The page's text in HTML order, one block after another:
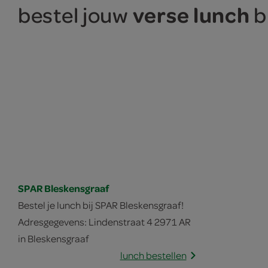
bestel jouwverse lunch
SPAR Bleskensgraaf
Bestel je lunch bij SPAR Bleskensgraaf!
Adresgegevens: Lindenstraat 4 2971 AR
in Bleskensgraaf
lunch bestellen